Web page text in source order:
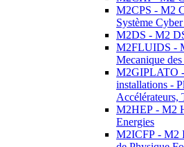
M2CPS - M2
Système
M2DS - M2
M2FLUIDS -
Mecanique
M2GIPLATO
installations -
Accélérateurs,
M2HEP - M2
Energies
M2ICFP - M2